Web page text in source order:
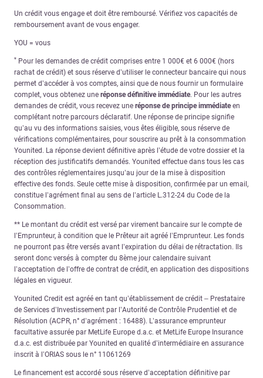
Un crédit vous engage et doit être remboursé. Vérifiez vos capacités de
remboursement avant de vous engager.
YOU = vous
* Pour les demandes de crédit comprises entre 1 000€ et 6 000€ (hors
rachat de crédit) et sous réserve d’utiliser le connecteur bancaire qui nous
permet d’accéder à vos comptes, ainsi que de nous fournir un formulaire
complet, vous obtenez une réponse définitive immédiate. Pour les autres
demandes de crédit, vous recevez une réponse de principe immédiateen
complétant notre parcours déclaratif. Une réponse de principe signifie
qu’au vu des informations saisies, vous êtes éligible, sous réserve de
vérifications complémentaires, pour souscrire au prêt à la consommation
Younited. La réponse devient définitive après l’étude de votre dossier et la
réception des justificatifs demandés. Younited effectue dans tous les cas
des contrôles réglementaires jusqu’au jour de la mise à disposition
effective des fonds. Seule cette mise à disposition, confirmée par un email,
constitue l’agrément final au sens de l’article L.312-24 du Code de la
Consommation.
** Le montant du crédit est versé par virement bancaire sur le compte de
l’Emprunteur, à condition que le Prêteur ait agréé l’Emprunteur. Les fonds
ne pourront pas être versés avant l’expiration du délai de rétractation. Ils
seront donc versés à compter du 8ème jour calendaire suivant
l’acceptation de l’offre de contrat de crédit, en application des dispositions
légales en vigueur.
Younited Credit est agréé en tant qu’établissement de crédit – Prestataire
de Services d’Investissement par l’Autorité de Contrôle Prudentiel et de
Résolution (ACPR, n° d’agrément : 16488). L’assurance emprunteur
facultative assurée par MetLife Europe d.a.c. et MetLife Europe Insurance
d.a.c. est distribuée par Younited en qualité d’intermédiaire en assurance
inscrit à l’ORIAS sous le n° 11061269
Le financement est accordé sous réserve d’acceptation définitive par